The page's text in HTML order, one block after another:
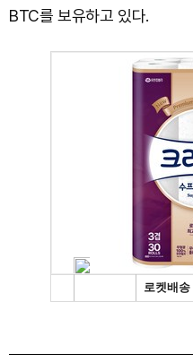
BTC를 보유하고 있다.